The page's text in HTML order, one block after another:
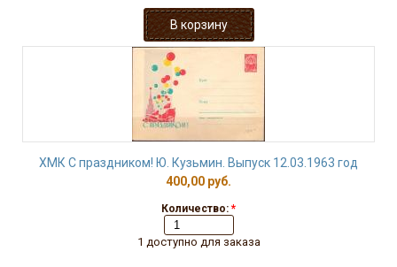
ХМК С праздником! Ю. Кузьмин. Выпуск 12.03.1963 год
400,00 руб.
Количество: *
1 доступно для заказа